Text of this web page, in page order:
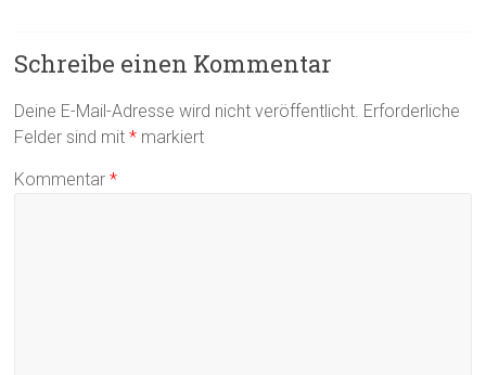
Schreibe einen Kommentar
Deine E-Mail-Adresse wird nicht veröffentlicht. Erforderliche
Felder sind mit* markiert
Kommentar*